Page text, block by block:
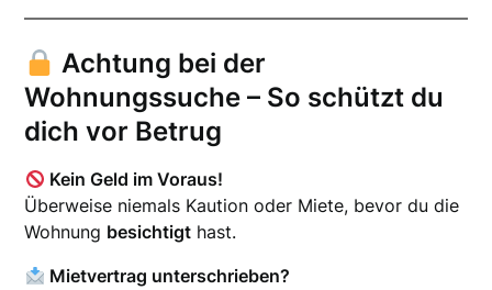
Achtung bei der
Wohnungssuche – So schützt du
dich vor Betrug
Kein Geld im Voraus!
Überweise niemals Kaution oder Miete, bevor du die
Wohnung besichtigt hast.
Mietvertrag unterschrieben?